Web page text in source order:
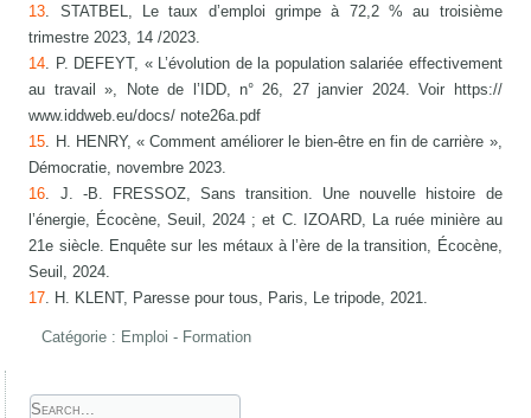
13 . STATBEL, Le taux d’emploi grimpe à 72,2 % au troisième
trimestre 2023, 14 /2023.
14 . P. DEFEYT, « L’évolution de la population salariée effectivement
au travail », Note de l’IDD, n° 26, 27 janvier 2024. Voir https://
www.iddweb.eu/docs/ note26a.pdf
15 . H. HENRY, « Comment améliorer le bien-être en fin de carrière »,
Démocratie, novembre 2023.
16 . J. -B. FRESSOZ, Sans transition. Une nouvelle histoire de
l’énergie, Écocène, Seuil, 2024 ; et C. IZOARD, La ruée minière au
21e siècle. Enquête sur les métaux à l’ère de la transition, Écocène,
Seuil, 2024.
17 . H. KLENT, Paresse pour tous, Paris, Le tripode, 2021.
Catégorie : Emploi - Formation